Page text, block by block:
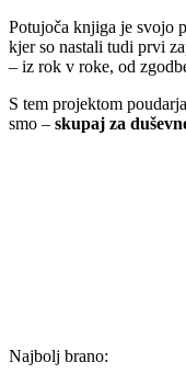
Potujoča knjiga je svojo
kjer so nastali tudi prvi
– iz rok v roke, od
S tem projektom
smo – skupaj za
Najbolj brano: